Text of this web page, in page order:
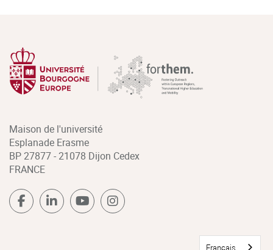
Maison de l'université
Esplanade Erasme
BP 27877 - 21078 Dijon Cedex
FRANCE
Français